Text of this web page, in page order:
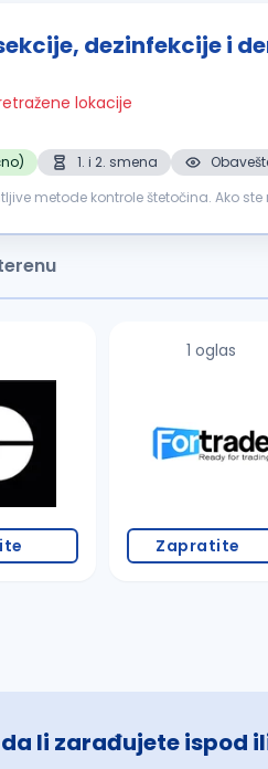
dezinfekcije i
lokacije
1. i 2. smena
metode kontrole štetočina. Ako
1 oglas
Zapratite
li zarađujete ispod